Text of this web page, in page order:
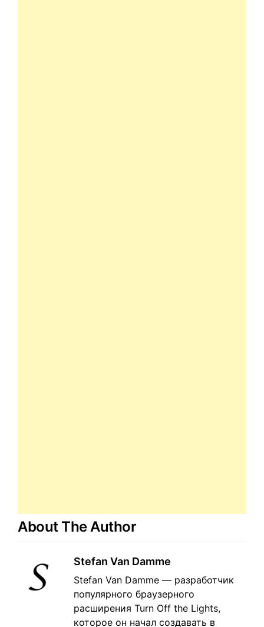
About The Author
Stefan Van Damme
Stefan Van Damme — разработчик
популярного браузерного
расширения Turn Off the Lights,
которое он начал создавать в